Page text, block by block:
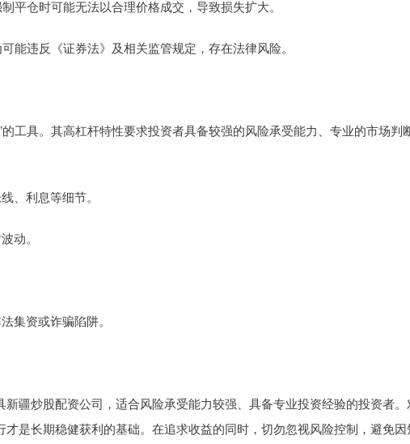
平仓时可能无法以合理价格成交，导致损失扩大。
能违反《证券法》及相关监管规定，存在法律风险。
工具。其高杠杆特性要求投资者具备较强的风险承受能力、专业的市场判
、利息等细节。
动。
集资或诈骗陷阱。
疆炒股配资公司，适合风险承受能力较强、具备专业投资经验的投资者。
是长期稳健获利的基础。在追求收益的同时，切勿忽视风险控制，避免因